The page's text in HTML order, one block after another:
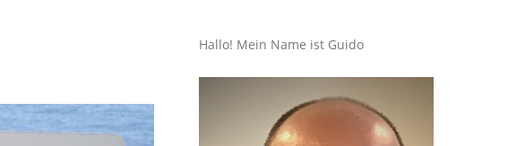
Hallo! Mein Name ist Guido